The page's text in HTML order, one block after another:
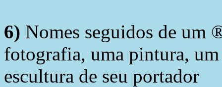
6) Nomes seguidos de um
fotografia, uma pintura,
escultura de seu portador